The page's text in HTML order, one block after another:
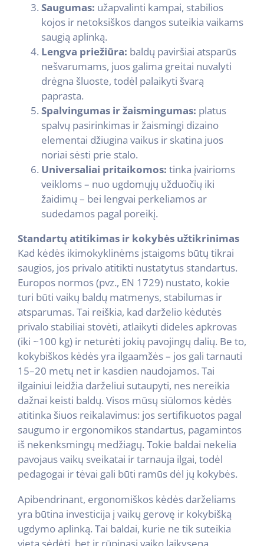
Saugumas: užapvalinti kampai, stabilios
kojos ir netoksiškos dangos suteikia vaikams
saugią aplinką.
Lengva priežiūra: baldų paviršiai atsparūs
nešvarumams, juos galima greitai nuvalyti
drėgna šluoste, todėl palaikyti švarą
paprasta.
Spalvingumas ir žaismingumas: platus
spalvų pasirinkimas ir žaismingi dizaino
elementai džiugina vaikus ir skatina juos
noriai sėsti prie stalo.
Universaliai pritaikomos: tinka įvairioms
veikloms – nuo ugdomųjų užduočių iki
žaidimų – bei lengvai perkeliamos ar
sudedamos pagal poreikį.
Standartų atitikimas ir kokybės užtikrinimas
Kad kėdės ikimokyklinėms įstaigoms būtų tikrai
saugios, jos privalo atitikti nustatytus standartus.
Europos normos (pvz., EN 1729) nustato, kokie
turi būti vaikų baldų matmenys, stabilumas ir
atsparumas. Tai reiškia, kad darželio kėdutės
privalo stabiliai stovėti, atlaikyti dideles apkrovas
(iki ~100 kg) ir neturėti jokių pavojingų dalių. Be to,
kokybiškos kėdės yra ilgaamžės – jos gali tarnauti
15–20 metų net ir kasdien naudojamos. Tai
ilgainiui leidžia darželiui sutaupyti, nes nereikia
dažnai keisti baldų. Visos mūsų siūlomos kėdės
atitinka šiuos reikalavimus: jos sertifikuotos pagal
saugumo ir ergonomikos standartus, pagamintos
iš nekenksmingų medžiagų. Tokie baldai nekelia
pavojaus vaikų sveikatai ir tarnauja ilgai, todėl
pedagogai ir tėvai gali būti ramūs dėl jų kokybės.
Apibendrinant, ergonomiškos kėdės darželiams
yra būtina investicija į vaikų gerovę ir kokybišką
ugdymo aplinką. Tai baldai, kurie ne tik suteikia